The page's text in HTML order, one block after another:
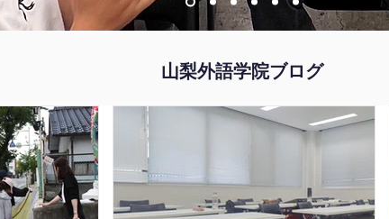
山梨外語学院ブログ